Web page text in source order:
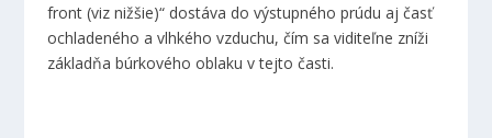
front (viz nižšie)“ dostáva do výstupného prúdu aj časť
ochladeného a vlhkého vzduchu, čím sa viditeľne zníži
základňa búrkového oblaku v tejto časti.